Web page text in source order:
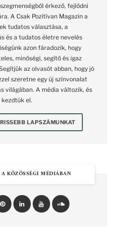
érkező, fejlődni
A Csak Pozitívan Magazin a
tudatos választása, a
és a tudatos életre nevelés
azon fáradozik, hogy
minőségi, segítő és igaz
az olvasót abban, hogy jó
szeretne egy új színvonalat
világában. A média változik, és
kezdtük el.
LAPSZÁMUNKAT
KÖZÖSSÉGI MÉDIÁBAN